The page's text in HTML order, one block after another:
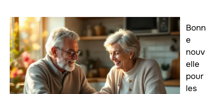
Bonn
e
nouv
elle
pour
les